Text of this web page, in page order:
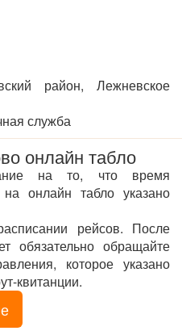
район, Лежневское
служба
онлайн табло
на то, что время
онлайн табло указано
рейсов. После
обязательно обращайте
которое указано
квитанции.